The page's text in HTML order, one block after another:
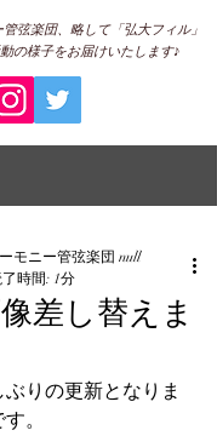
弦楽団、略して「弘大フィル」
の様子をお届けいたします♪
差し替えま
モニー管弦楽団 null
時間: 1分
りの更新となりま
。